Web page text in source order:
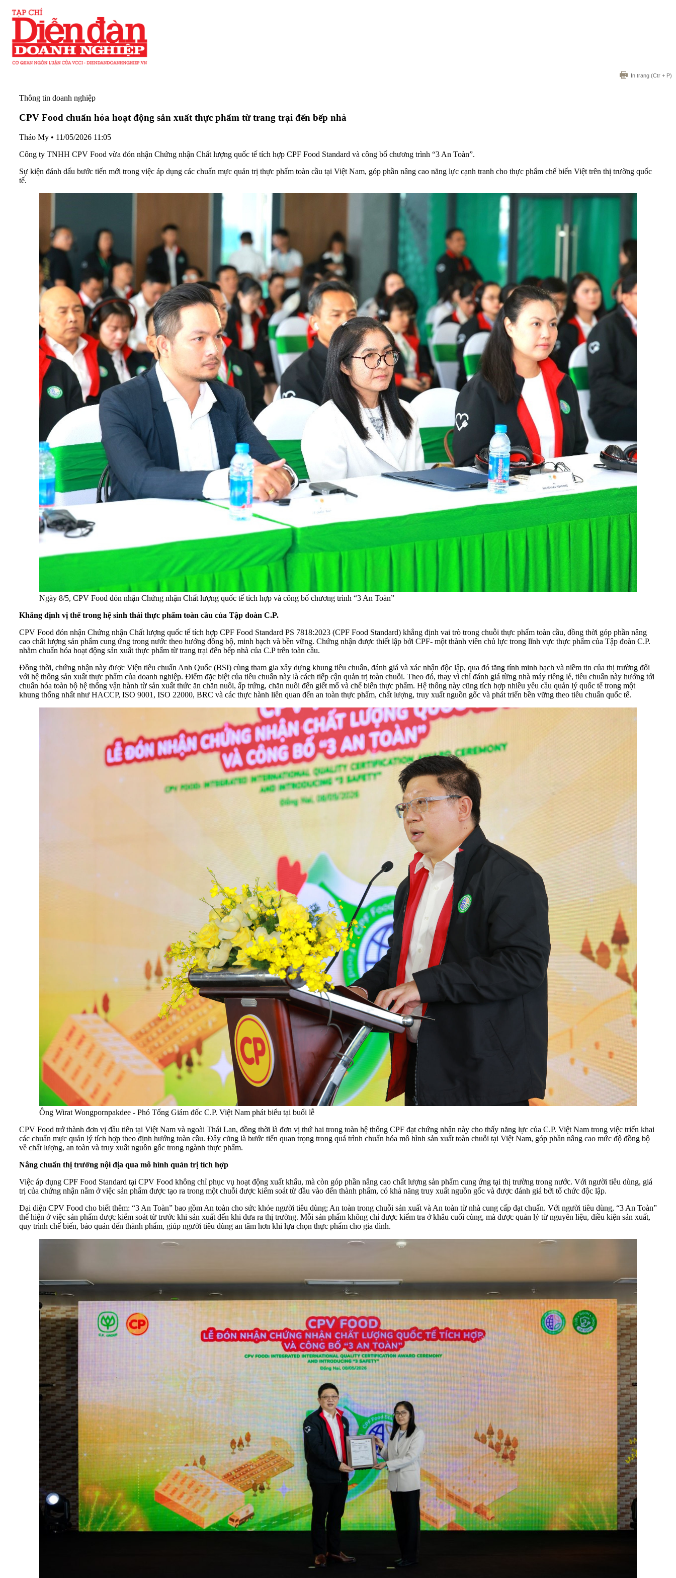
In trang (Ctr + P)
Thông tin doanh nghiệp
CPV Food chuẩn hóa hoạt động sản xuất thực phẩm từ trang trại đến bếp nhà
Thảo My • 11/05/2026 11:05
Công ty TNHH CPV Food vừa đón nhận Chứng nhận Chất lượng quốc tế tích hợp CPF Food Standard và công bố chương trình “3 An Toàn”.
Sự kiện đánh dấu bước tiến mới trong việc áp dụng các chuẩn mực quản trị thực phẩm toàn cầu tại Việt Nam, góp phần nâng cao năng lực cạnh tranh cho thực phẩm chế biến Việt trên thị trường quốc
tế.
Ngày 8/5, CPV Food đón nhận Chứng nhận Chất lượng quốc tế tích hợp và công bố chương trình “3 An Toàn”
Khẳng định vị thế trong hệ sinh thái thực phẩm toàn cầu của Tập đoàn C.P.
CPV Food đón nhận Chứng nhận Chất lượng quốc tế tích hợp CPF Food Standard PS 7818:2023 (CPF Food Standard) khẳng định vai trò trong chuỗi thực phẩm toàn cầu, đồng thời góp phần nâng
cao chất lượng sản phẩm cung ứng trong nước theo hướng đồng bộ, minh bạch và bền vững. Chứng nhận được thiết lập bởi CPF- một thành viên chủ lực trong lĩnh vực thực phẩm của Tập đoàn C.P.
nhằm chuẩn hóa hoạt động sản xuất thực phẩm từ trang trại đến bếp nhà của C.P trên toàn cầu.
Đồng thời, chứng nhận này được Viện tiêu chuẩn Anh Quốc (BSI) cùng tham gia xây dựng khung tiêu chuẩn, đánh giá và xác nhận độc lập, qua đó tăng tính minh bạch và niềm tin của thị trường đối
với hệ thống sản xuất thực phẩm của doanh nghiệp. Điểm đặc biệt của tiêu chuẩn này là cách tiếp cận quản trị toàn chuỗi. Theo đó, thay vì chỉ đánh giá từng nhà máy riêng lẻ, tiêu chuẩn này hướng tới
chuẩn hóa toàn bộ hệ thống vận hành từ sản xuất thức ăn chăn nuôi, ấp trứng, chăn nuôi đến giết mổ và chế biến thực phẩm. Hệ thống này cũng tích hợp nhiều yêu cầu quản lý quốc tế trong một
khung thống nhất như HACCP, ISO 9001, ISO 22000, BRC và các thực hành liên quan đến an toàn thực phẩm, chất lượng, truy xuất nguồn gốc và phát triển bền vững theo tiêu chuẩn quốc tế.
Ông Wirat Wongpornpakdee - Phó Tổng Giám đốc C.P. Việt Nam phát biểu tại buổi lễ
CPV Food trở thành đơn vị đầu tiên tại Việt Nam và ngoài Thái Lan, đồng thời là đơn vị thứ hai trong toàn hệ thống CPF đạt chứng nhận này cho thấy năng lực của C.P. Việt Nam trong việc triển khai
các chuẩn mực quản lý tích hợp theo định hướng toàn cầu. Đây cũng là bước tiến quan trọng trong quá trình chuẩn hóa mô hình sản xuất toàn chuỗi tại Việt Nam, góp phần nâng cao mức độ đồng bộ
về chất lượng, an toàn và truy xuất nguồn gốc trong ngành thực phẩm.
Nâng chuẩn thị trường nội địa qua mô hình quản trị tích hợp
Việc áp dụng CPF Food Standard tại CPV Food không chỉ phục vụ hoạt động xuất khẩu, mà còn góp phần nâng cao chất lượng sản phẩm cung ứng tại thị trường trong nước. Với người tiêu dùng, giá
trị của chứng nhận nằm ở việc sản phẩm được tạo ra trong một chuỗi được kiểm soát từ đầu vào đến thành phẩm, có khả năng truy xuất nguồn gốc và được đánh giá bởi tổ chức độc lập.
Đại diện CPV Food cho biết thêm: “3 An Toàn” bao gồm An toàn cho sức khỏe người tiêu dùng; An toàn trong chuỗi sản xuất và An toàn từ nhà cung cấp đạt chuẩn. Với người tiêu dùng, “3 An Toàn”
thể hiện ở việc sản phẩm được kiểm soát từ trước khi sản xuất đến khi đưa ra thị trường. Mỗi sản phẩm không chỉ được kiểm tra ở khâu cuối cùng, mà được quản lý từ nguyên liệu, điều kiện sản xuất,
quy trình chế biến, bảo quản đến thành phẩm, giúp người tiêu dùng an tâm hơn khi lựa chọn thực phẩm cho gia đình.